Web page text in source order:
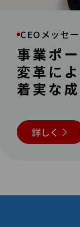
CEOメッセ
事業ポ
変革に
着実な
詳しく